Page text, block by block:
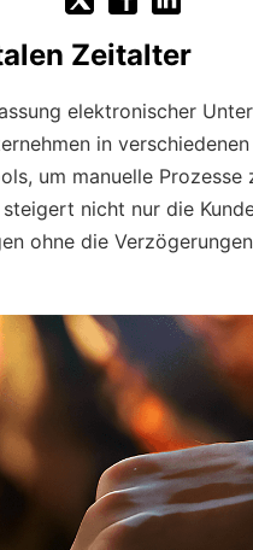
Zeitalter
elektronischer
in
um manuelle Prozesse
nicht nur die
ohne die